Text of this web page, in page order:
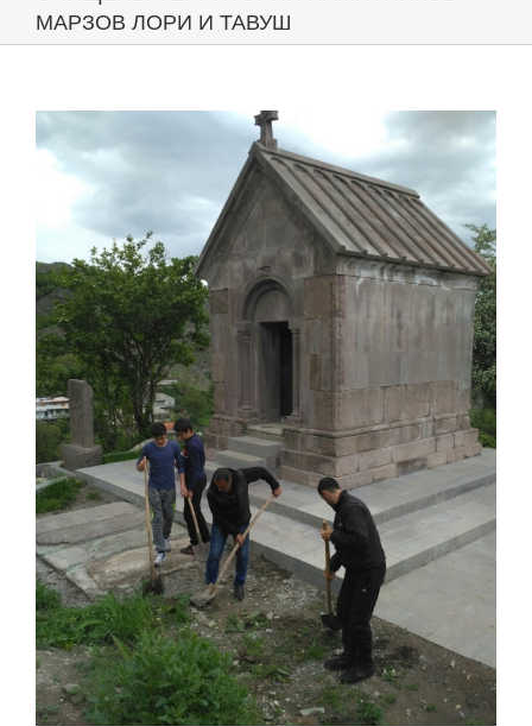
МАРЗОВ ЛОРИ И ТАВУШ
Larger
Image